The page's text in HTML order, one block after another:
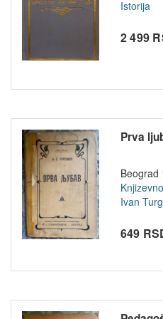
Istorija
2 499
Prva
Beograd
Ivan
649